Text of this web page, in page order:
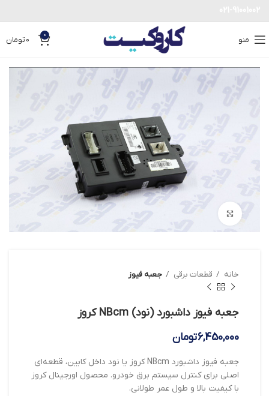
منو 0
0تومان
خانه قطعات برقی جعبه فیوز
جعبه فیوز داشبورد (نود) NBcm کروز
6,450,000تومان
جعبه فیوز داشبورد NBcm کروز یا نود داخل کابین، قطعه‌ای
اصلی برای کنترل سیستم برق خودرو. محصول اورجینال کروز
با کیفیت بالا و طول عمر طولانی.